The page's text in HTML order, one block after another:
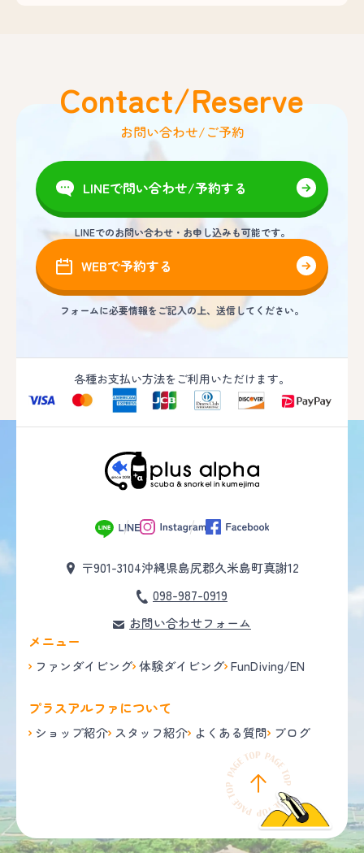
Contact/Reserve
お問い合わせ/ご予約
LINEで問い合わせ/予約する
LINEでのお問い合わせ・お申し込みも可能です。
WEBで予約する
フォームに必要情報をご記入の上、送信してください。
各種お支払い方法をご利用いただけます。
〒901-3104沖縄県島尻郡久米島町真謝12
098-987-0919
お問い合わせフォーム
メニュー
ファンダイビング 体験ダイビング FunDiving/EN
プラスアルファについて
ショップ紹介 スタッフ紹介 よくある質問 ブログ